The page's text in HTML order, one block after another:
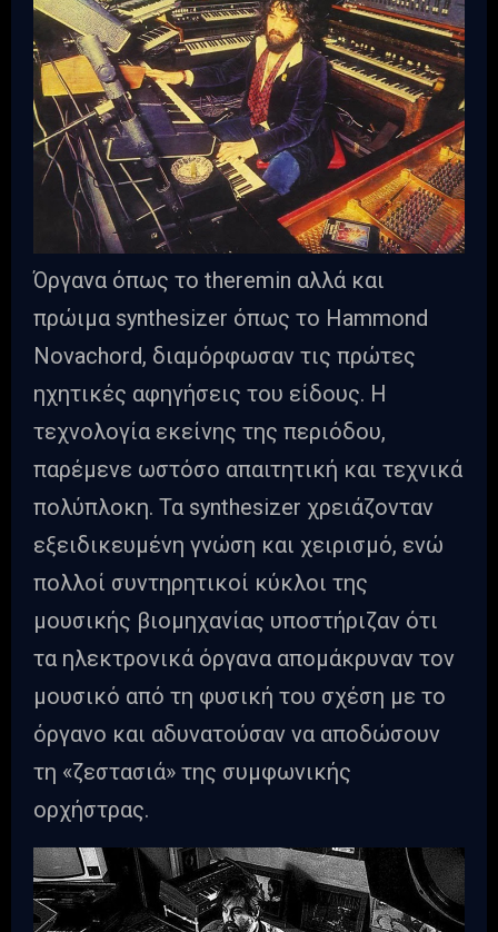
Όργανα όπως το theremin αλλά και
πρώιμα synthesizer όπως το Hammond
Novachord, διαμόρφωσαν τις πρώτες
ηχητικές αφηγήσεις του είδους. Η
τεχνολογία εκείνης της περιόδου,
παρέμενε ωστόσο απαιτητική και τεχνικά
πολύπλοκη. Τα synthesizer χρειάζονταν
εξειδικευμένη γνώση και χειρισμό, ενώ
πολλοί συντηρητικοί κύκλοι της
μουσικής βιομηχανίας υποστήριζαν ότι
τα ηλεκτρονικά όργανα απομάκρυναν τον
μουσικό από τη φυσική του σχέση με το
όργανο και αδυνατούσαν να αποδώσουν
τη «ζεστασιά» της συμφωνικής
ορχήστρας.